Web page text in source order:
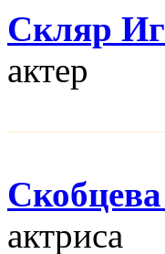
Скляр
актер
актриса